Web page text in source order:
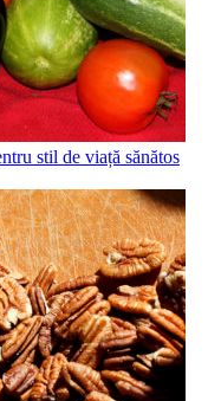
stil de viață sănătos